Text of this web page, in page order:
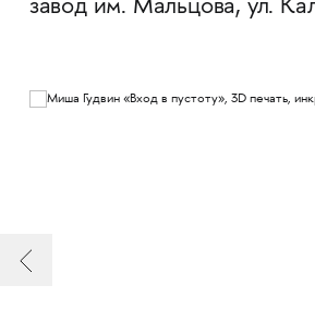
завод им. Мальцова, ул.